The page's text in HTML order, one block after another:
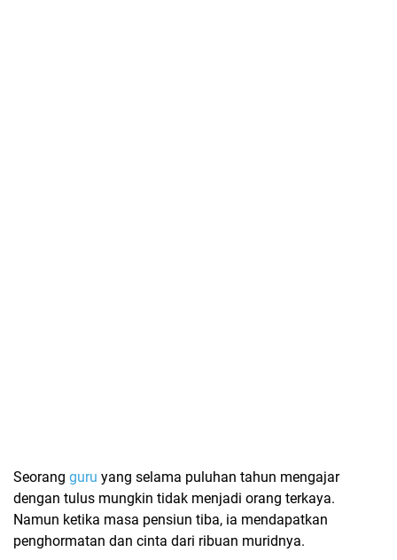
Seorang guru yang selama puluhan tahun mengajar
dengan tulus mungkin tidak menjadi orang terkaya.
Namun ketika masa pensiun tiba, ia mendapatkan
penghormatan dan cinta dari ribuan muridnya.